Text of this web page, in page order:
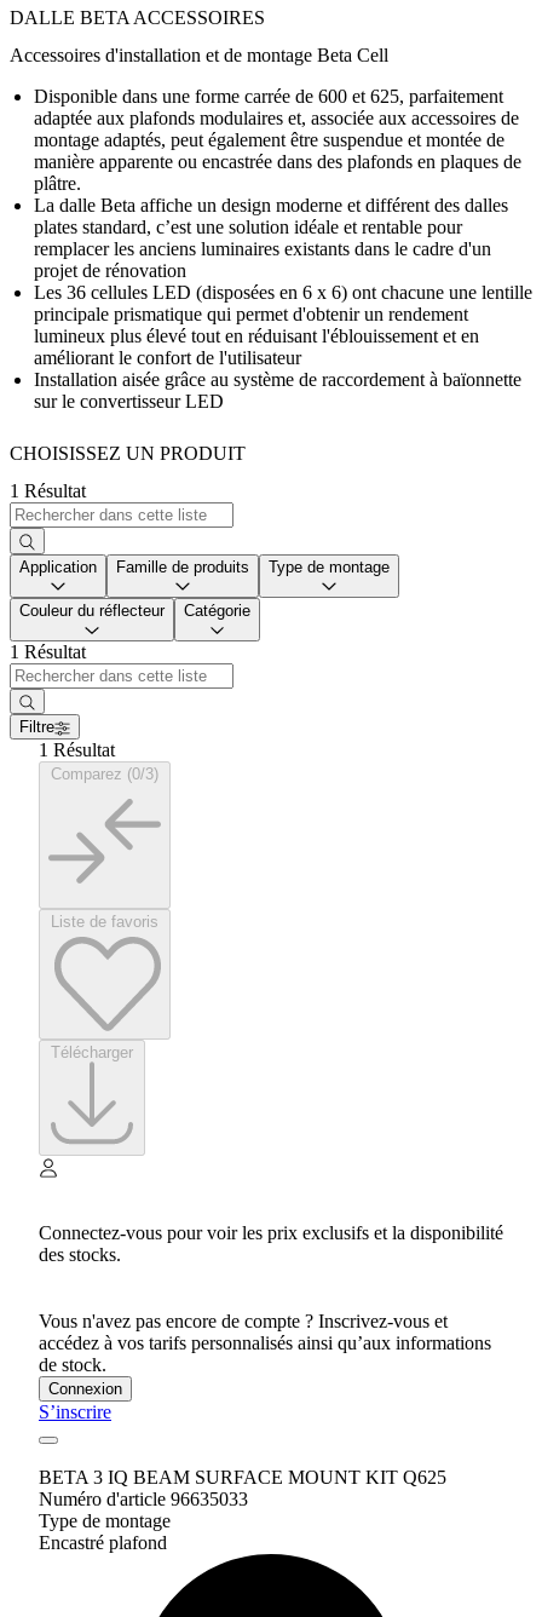
DALLE BETA ACCESSOIRES
Accessoires d'installation et de montage Beta Cell
Disponible dans une forme carrée de 600 et 625, parfaitement
adaptée aux plafonds modulaires et, associée aux accessoires de
montage adaptés, peut également être suspendue et montée de
manière apparente ou encastrée dans des plafonds en plaques de
plâtre.
La dalle Beta affiche un design moderne et différent des dalles
plates standard, c’est une solution idéale et rentable pour
remplacer les anciens luminaires existants dans le cadre d'un
projet de rénovation
Les 36 cellules LED (disposées en 6 x 6) ont chacune une lentille
principale prismatique qui permet d'obtenir un rendement
lumineux plus élevé tout en réduisant l'éblouissement et en
améliorant le confort de l'utilisateur
Installation aisée grâce au système de raccordement à baïonnette
sur le convertisseur LED
CHOISISSEZ UN PRODUIT
1 Résultat
Application Famille de produits Type de montage
Couleur du réflecteur Catégorie
1 Résultat
Filtre
1 Résultat
Connectez-vous pour voir les prix exclusifs et la disponibilité
des stocks.
Vous n'avez pas encore de compte ? Inscrivez-vous et
accédez à vos tarifs personnalisés ainsi qu’aux informations
de stock.
Connexion
S’inscrire
BETA 3 IQ BEAM SURFACE MOUNT KIT Q625
Numéro d'article 96635033
Type de montage
Encastré plafond